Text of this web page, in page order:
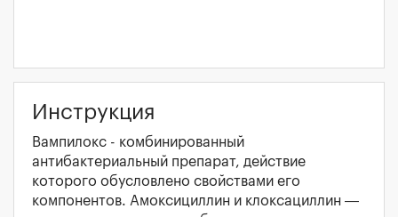
Инструкция
Вампилокс - комбинированный
антибактериальный препарат, действие
которого обусловлено свойствами его
компонентов. Амоксициллин и клоксациллин —